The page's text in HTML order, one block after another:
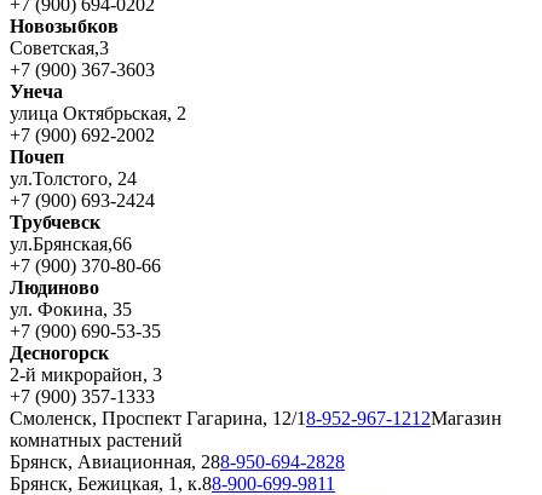
+7 (900) 694-0202
Новозыбков
Советская,3
+7 (900) 367-3603
Унеча
улица Октябрьская, 2
+7 (900) 692-2002
Почеп
ул.Толстого, 24
+7 (900) 693-2424
Трубчевск
ул.Брянская,66
+7 (900) 370-80-66
Людиново
ул. Фокина, 35
+7 (900) 690-53-35
Десногорск
2-й микрорайон, 3
+7 (900) 357-1333
Смоленск, Проспект Гагарина, 12/18-952-967-1212Магазин
комнатных растений
Брянск, Авиационная, 288-950-694-2828
Брянск, Бежицкая, 1, к.88-900-699-9811